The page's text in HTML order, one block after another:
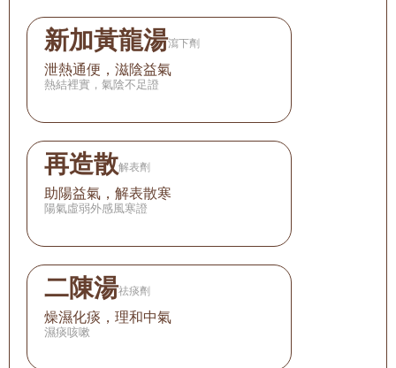
新加黃龍湯瀉下劑
泄熱通便，滋陰益氣
熱結裡實，氣陰不足證
再造散解表劑
助陽益氣，解表散寒
陽氣虛弱外感風寒證
二陳湯祛痰劑
燥濕化痰，理和中氣
濕痰咳嗽